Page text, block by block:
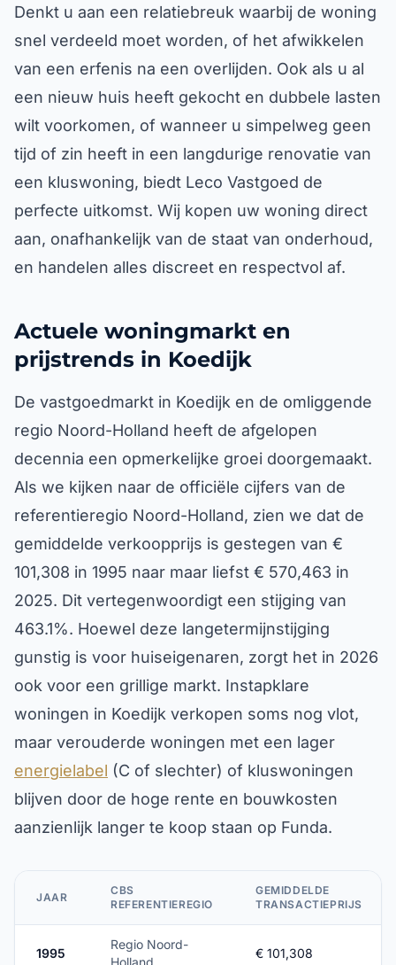
Denkt u aan een relatiebreuk waarbij de woning
snel verdeeld moet worden, of het afwikkelen
van een erfenis na een overlijden. Ook als u al
een nieuw huis heeft gekocht en dubbele lasten
wilt voorkomen, of wanneer u simpelweg geen
tijd of zin heeft in een langdurige renovatie van
een kluswoning, biedt Leco Vastgoed de
perfecte uitkomst. Wij kopen uw woning direct
aan, onafhankelijk van de staat van onderhoud,
en handelen alles discreet en respectvol af.
Actuele woningmarkt en
prijstrends in Koedijk
De vastgoedmarkt in Koedijk en de omliggende
regio Noord-Holland heeft de afgelopen
decennia een opmerkelijke groei doorgemaakt.
Als we kijken naar de officiële cijfers van de
referentieregio Noord-Holland, zien we dat de
gemiddelde verkoopprijs is gestegen van €
101,308 in 1995 naar maar liefst € 570,463 in
2025. Dit vertegenwoordigt een stijging van
463.1%. Hoewel deze langetermijnstijging
gunstig is voor huiseigenaren, zorgt het in 2026
ook voor een grillige markt. Instapklare
woningen in Koedijk verkopen soms nog vlot,
maar verouderde woningen met een lager
energielabel (C of slechter) of kluswoningen
blijven door de hoge rente en bouwkosten
aanzienlijk langer te koop staan op Funda.
JAAR
CBS
REFERENTIEREGIO
GEMIDDELDE
TRANSACTIEPRIJS
1995
Regio Noord-
Holland
€ 101,308